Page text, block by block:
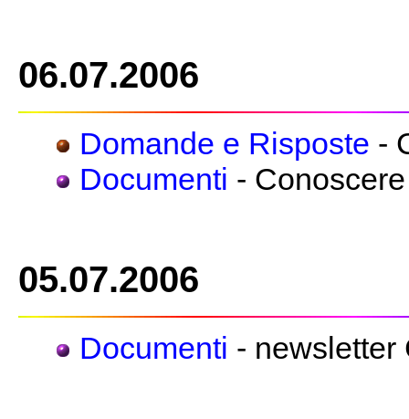
06.07.2006
Domande e Risposte -
Documenti -
05.07.2006
Documenti - newsletter